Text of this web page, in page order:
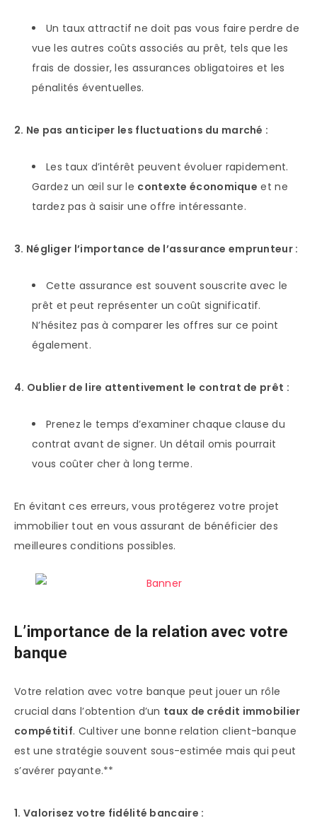
Un taux attractif ne doit pas vous faire perdre de
vue les autres coûts associés au prêt, tels que les
frais de dossier, les assurances obligatoires et les
pénalités éventuelles.
2. Ne pas anticiper les fluctuations du marché :
Les taux d’intérêt peuvent évoluer rapidement.
Gardez un œil sur le contexte économique et ne
tardez pas à saisir une offre intéressante.
3. Négliger l’importance de l’assurance emprunteur :
Cette assurance est souvent souscrite avec le
prêt et peut représenter un coût significatif.
N’hésitez pas à comparer les offres sur ce point
également.
4. Oublier de lire attentivement le contrat de prêt :
Prenez le temps d’examiner chaque clause du
contrat avant de signer. Un détail omis pourrait
vous coûter cher à long terme.
En évitant ces erreurs, vous protégerez votre projet
immobilier tout en vous assurant de bénéficier des
meilleures conditions possibles.
L’importance de la relation avec votre
banque
Votre relation avec votre banque peut jouer un rôle
crucial dans l’obtention d’un taux de crédit immobilier
compétitif. Cultiver une bonne relation client-banque
est une stratégie souvent sous-estimée mais qui peut
s’avérer payante.**
1. Valorisez votre fidélité bancaire :